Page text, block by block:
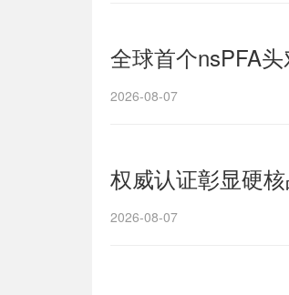
全球首个nsPFA
2026-08-07
权威认证彰显硬
2026-08-07